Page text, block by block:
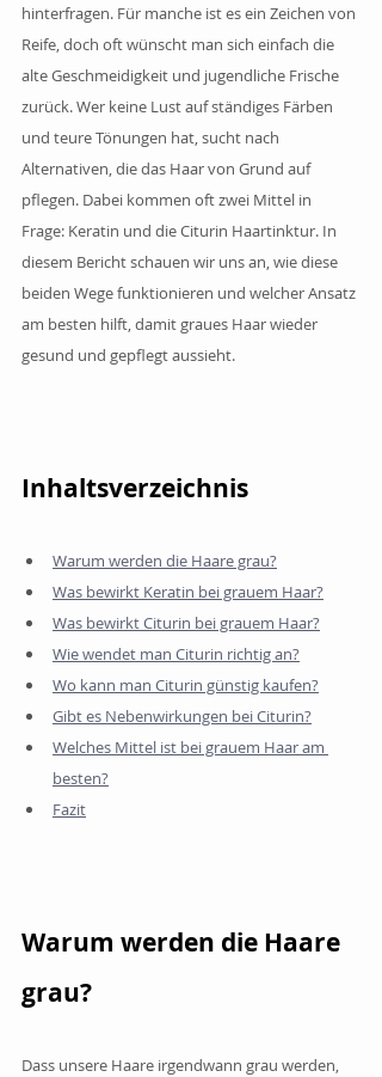
hinterfragen. Für manche ist es ein Zeichen von
Reife, doch oft wünscht man sich einfach die
alte Geschmeidigkeit und jugendliche Frische
zurück. Wer keine Lust auf ständiges Färben
und teure Tönungen hat, sucht nach
Alternativen, die das Haar von Grund auf
pflegen. Dabei kommen oft zwei Mittel in
Frage: Keratin und die Citurin Haartinktur. In
diesem Bericht schauen wir uns an, wie diese
beiden Wege funktionieren und welcher Ansatz
am besten hilft, damit graues Haar wieder
gesund und gepflegt aussieht.
Inhaltsverzeichnis
Warum werden die Haare grau?
Was bewirkt Keratin bei grauem Haar?
Was bewirkt Citurin bei grauem Haar?
Wie wendet man Citurin richtig an?
Wo kann man Citurin günstig kaufen?
Gibt es Nebenwirkungen bei Citurin?
Welches Mittel ist bei grauem Haar am
besten?
Fazit
Warum werden die Haare
grau?
Dass unsere Haare irgendwann grau werden,